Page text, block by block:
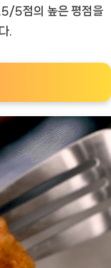
5점의 높은 평점을
.